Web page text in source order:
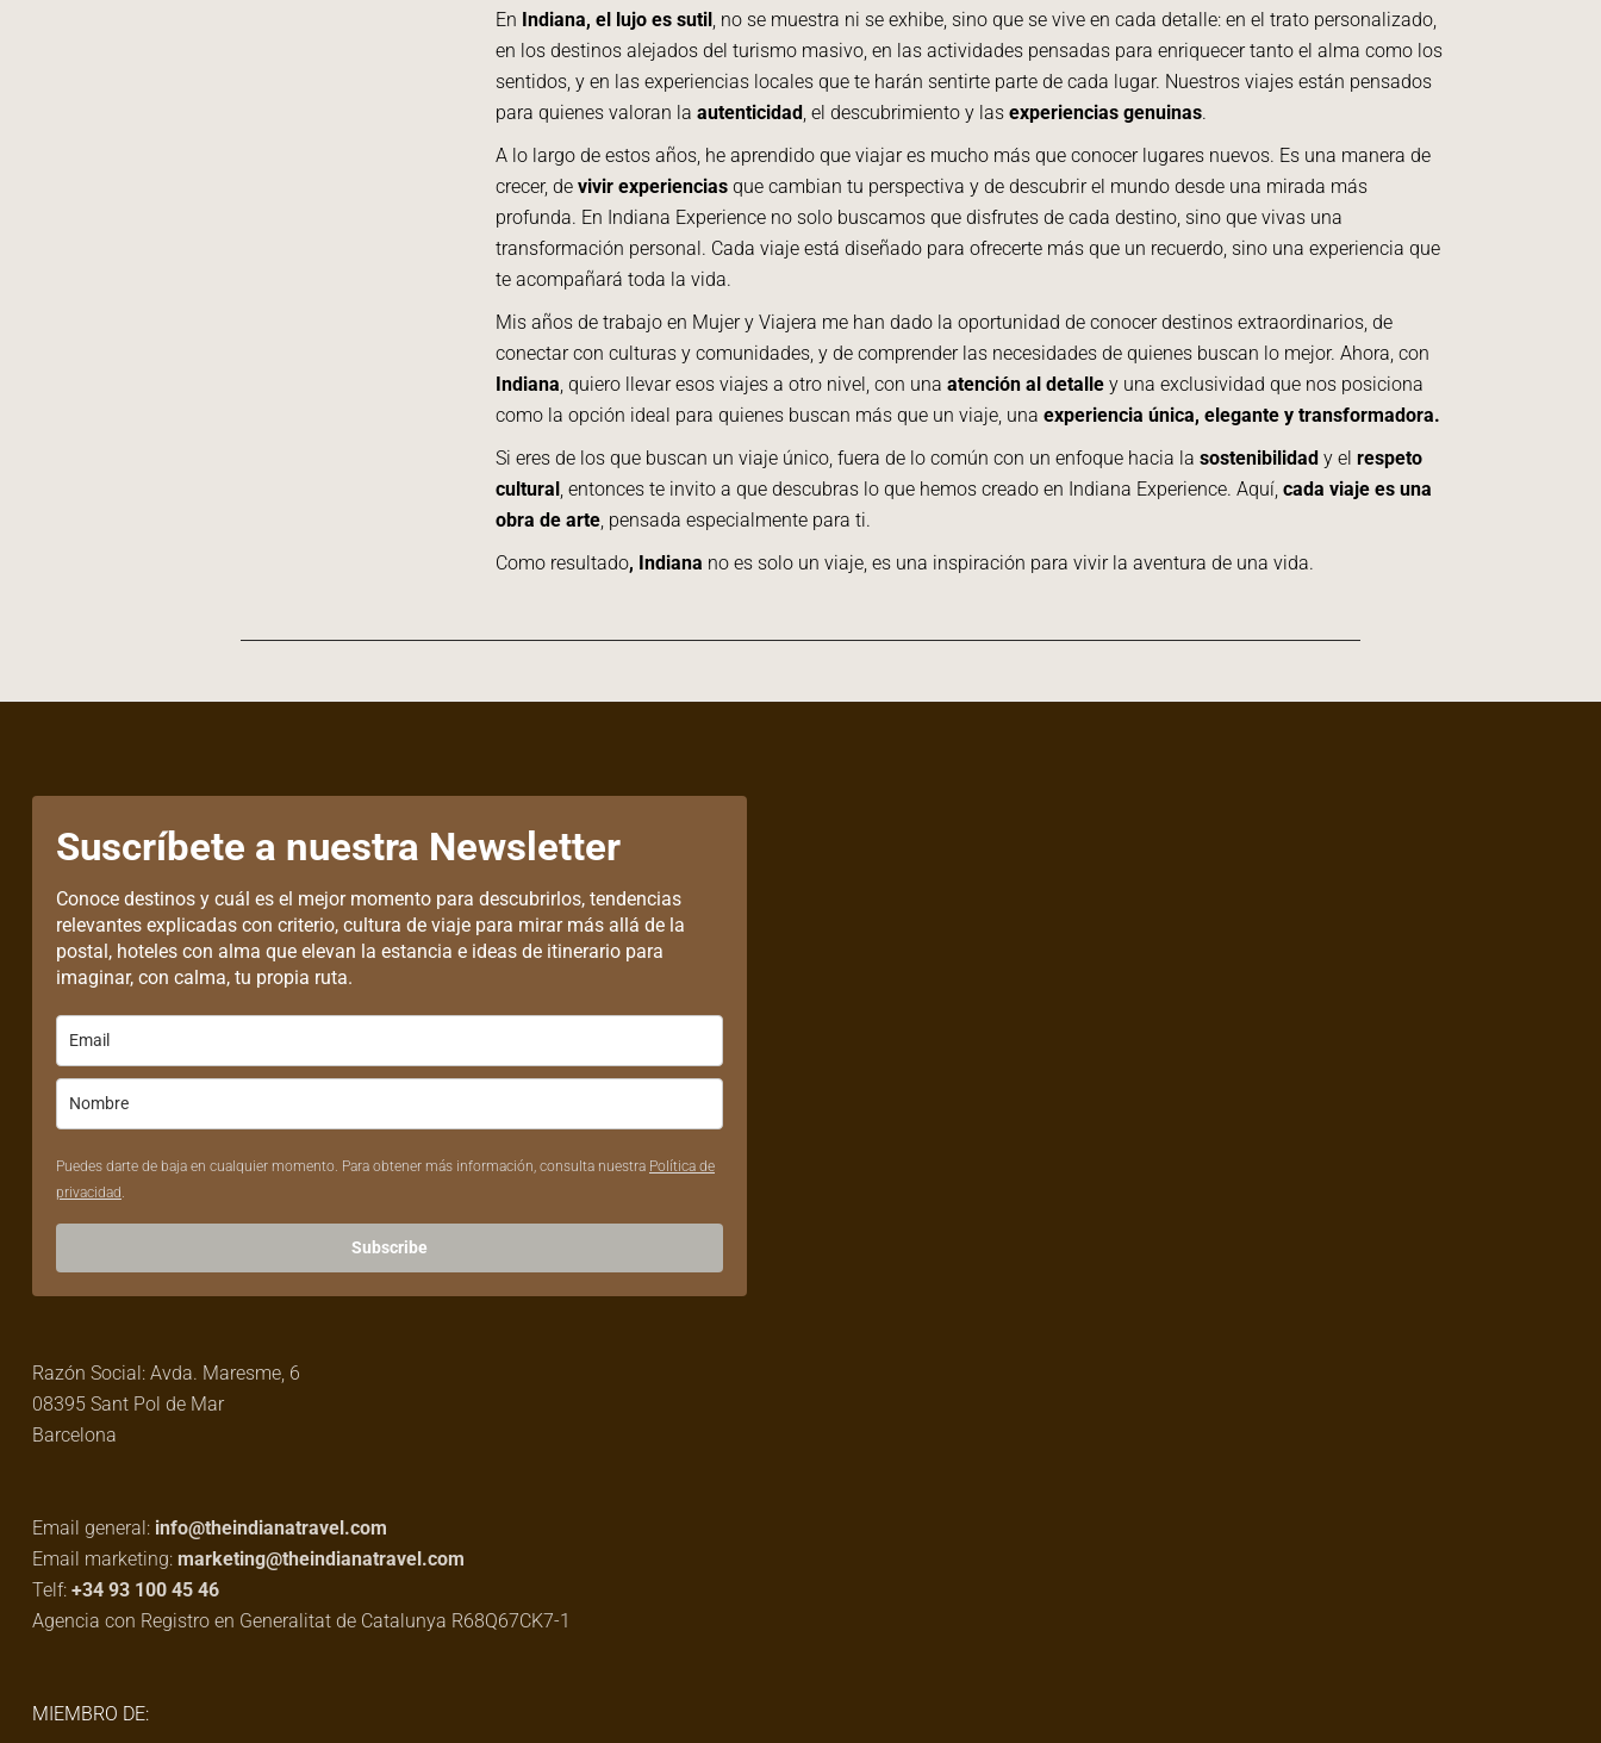
En Indiana, el lujo es sutil, no se muestra ni se exhibe, sino que se vive en cada detalle: en el trato personalizado,
en los destinos alejados del turismo masivo, en las actividades pensadas para enriquecer tanto el alma como los
sentidos, y en las experiencias locales que te harán sentirte parte de cada lugar. Nuestros viajes están pensados
para quienes valoran la autenticidad, el descubrimiento y las experiencias genuinas.
A lo largo de estos años, he aprendido que viajar es mucho más que conocer lugares nuevos. Es una manera de
crecer, de vivir experiencias que cambian tu perspectiva y de descubrir el mundo desde una mirada más
profunda. En Indiana Experience no solo buscamos que disfrutes de cada destino, sino que vivas una
transformación personal. Cada viaje está diseñado para ofrecerte más que un recuerdo, sino una experiencia que
te acompañará toda la vida.
Mis años de trabajo en Mujer y Viajera me han dado la oportunidad de conocer destinos extraordinarios, de
conectar con culturas y comunidades, y de comprender las necesidades de quienes buscan lo mejor. Ahora, con
Indiana, quiero llevar esos viajes a otro nivel, con una atención al detalle y una exclusividad que nos posiciona
como la opción ideal para quienes buscan más que un viaje, una experiencia única, elegante y transformadora.
Si eres de los que buscan un viaje único, fuera de lo común con un enfoque hacia la sostenibilidad y el respeto
cultural, entonces te invito a que descubras lo que hemos creado en Indiana Experience. Aquí, cada viaje es una
obra de arte, pensada especialmente para ti.
Como resultado, Indiana no es solo un viaje, es una inspiración para vivir la aventura de una vida.
Suscríbete a nuestra Newsletter
Conoce destinos y cuál es el mejor momento para descubrirlos, tendencias
relevantes explicadas con criterio, cultura de viaje para mirar más allá de la
postal, hoteles con alma que elevan la estancia e ideas de itinerario para
imaginar, con calma, tu propia ruta.
Puedes darte de baja en cualquier momento. Para obtener más información, consulta nuestra Política de
privacidad.
Subscribe
Razón Social: Avda. Maresme, 6
08395 Sant Pol de Mar
Barcelona
Email general: info@theindianatravel.com
Email marketing: marketing@theindianatravel.com
Telf: +34 93 100 45 46
Agencia con Registro en Generalitat de Catalunya R68Q67CK7-1
MIEMBRO DE: